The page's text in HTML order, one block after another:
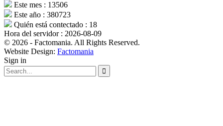
Este mes : 13506
Este año : 380723
Quién está contectado : 18
Hora del servidor : 2026-08-09
© 2026 - Factomania. All Rights Reserved.
Website Design: Factomania
Sign in